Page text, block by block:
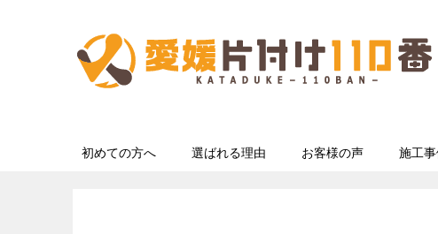
初めての方へ 選ばれる理由 お客様の声 施工事